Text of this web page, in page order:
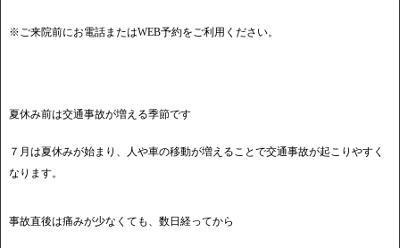
※ご来院前にお電話またはWEB予約をご利用ください。
夏休み前は交通事故が増える季節です
７月は夏休みが始まり、人や車の移動が増えることで交通事故が起こりやすく
なります。
事故直後は痛みが少なくても、数日経ってから